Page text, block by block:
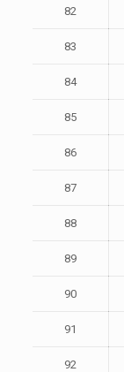
82
83
84
85
86
87
88
89
90
91
92